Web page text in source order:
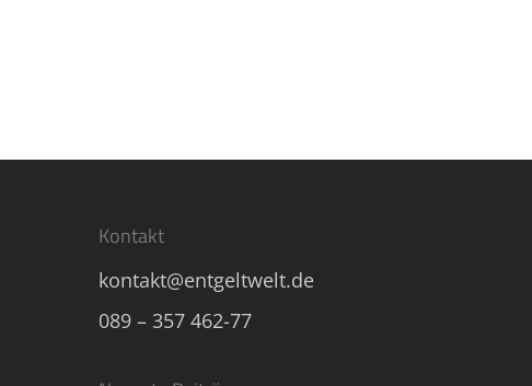
Kontakt
kontakt@entgeltwelt.de
089 – 357 462-77